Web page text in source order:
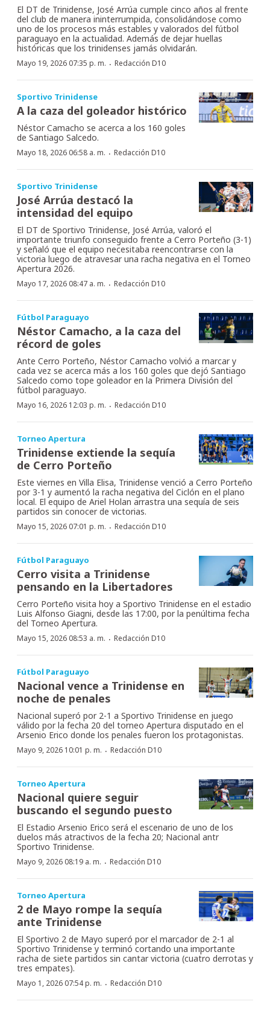
El DT de Trinidense, José Arrúa cumple cinco años al frente
del club de manera ininterrumpida, consolidándose como
uno de los procesos más estables y valorados del fútbol
paraguayo en la actualidad. Además de dejar huellas
históricas que los trinidenses jamás olvidarán.
Mayo 19, 2026 07:35 p. m. · Redacción D10
Sportivo Trinidense
A la caza del goleador histórico
Néstor Camacho se acerca a los 160 goles
de Santiago Salcedo.
Mayo 18, 2026 06:58 a. m. · Redacción D10
Sportivo Trinidense
José Arrúa destacó la
intensidad del equipo
El DT de Sportivo Trinidense, José Arrúa, valoró el
importante triunfo conseguido frente a Cerro Porteño (3-1)
y señaló que el equipo necesitaba reencontrarse con la
victoria luego de atravesar una racha negativa en el Torneo
Apertura 2026.
Mayo 17, 2026 08:47 a. m. · Redacción D10
Fútbol Paraguayo
Néstor Camacho, a la caza del
récord de goles
Ante Cerro Porteño, Néstor Camacho volvió a marcar y
cada vez se acerca más a los 160 goles que dejó Santiago
Salcedo como tope goleador en la Primera División del
fútbol paraguayo.
Mayo 16, 2026 12:03 p. m. · Redacción D10
Torneo Apertura
Trinidense extiende la sequía
de Cerro Porteño
Este viernes en Villa Elisa, Trinidense venció a Cerro Porteño
por 3-1 y aumentó la racha negativa del Ciclón en el plano
local. El equipo de Ariel Holan arrastra una sequía de seis
partidos sin conocer de victorias.
Mayo 15, 2026 07:01 p. m. · Redacción D10
Fútbol Paraguayo
Cerro visita a Trinidense
pensando en la Libertadores
Cerro Porteño visita hoy a Sportivo Trinidense en el estadio
Luis Alfonso Giagni, desde las 17:00, por la penúltima fecha
del Torneo Apertura.
Mayo 15, 2026 08:53 a. m. · Redacción D10
Fútbol Paraguayo
Nacional vence a Trinidense en
noche de penales
Nacional superó por 2-1 a Sportivo Trinidense en juego
válido por la fecha 20 del torneo Apertura disputado en el
Arsenio Erico donde los penales fueron los protagonistas.
Mayo 9, 2026 10:01 p. m. · Redacción D10
Torneo Apertura
Nacional quiere seguir
buscando el segundo puesto
El Estadio Arsenio Erico será el escenario de uno de los
duelos más atractivos de la fecha 20; Nacional antr
Sportivo Trinidense.
Mayo 9, 2026 08:19 a. m. · Redacción D10
Torneo Apertura
2 de Mayo rompe la sequía
ante Trinidense
El Sportivo 2 de Mayo superó por el marcador de 2-1 al
Sportivo Trinidense y terminó cortando una importante
racha de siete partidos sin cantar victoria (cuatro derrotas y
tres empates).
Mayo 1, 2026 07:54 p. m. · Redacción D10